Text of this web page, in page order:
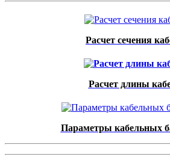
Расчет сечения
Расчет длины
Параметры кабельных